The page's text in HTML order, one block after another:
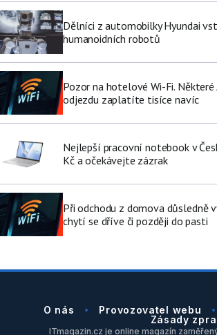
Dělníci z automobilky Hyundai
humanoidních robotů
Pozor na hotelové Wi-Fi.
odjezdu zaplatíte tisíce navíc
Nejlepší pracovní notebook v
Kč a očekávejte zázrak
Při odchodu z domova důsledně
chytí se dříve či později do pasti
O nás Provozovatel webu
Zásady
ITmagazin.cz je online magazín